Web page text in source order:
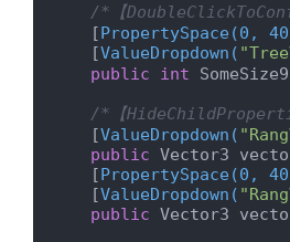
/*【
    [
PropertySpace(0,
    [
ValueDropdown(
public
int
/*【
    [
ValueDropdown(
public Vector3
    [
PropertySpace(0,
    [
ValueDropdown(
public Vector3